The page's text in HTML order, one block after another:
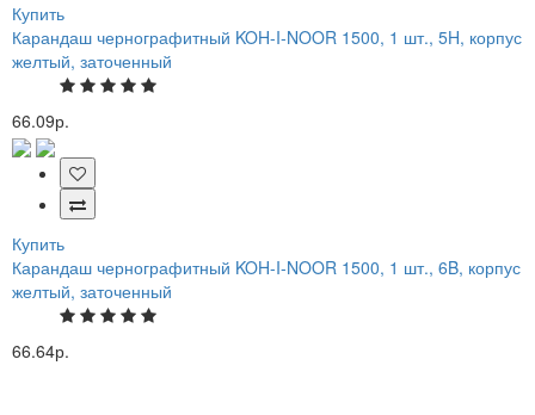
Купить
Карандаш чернографитный KOH-I-NOOR 1500, 1 шт., 5H, корпус
желтый, заточенный
66.09р.
Купить
Карандаш чернографитный KOH-I-NOOR 1500, 1 шт., 6B, корпус
желтый, заточенный
66.64р.